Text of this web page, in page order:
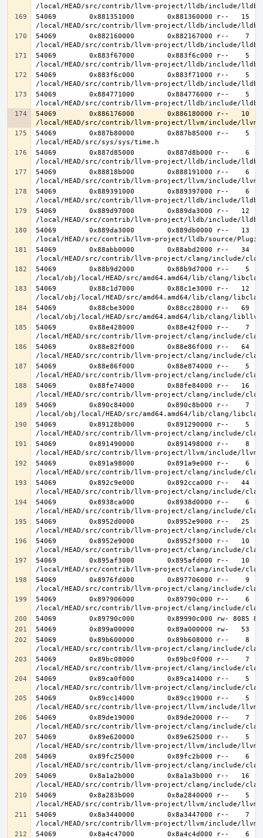
54069        0x881351000        0x881360000 r--   15
54069        0x882160000        0x882167000 r--    7
54069        0x883f67000        0x883f6c000 r--    5
54069        0x883f6c000        0x883f71000 r--    5
54069        0x884771000        0x884776000 r--    5
54069        0x886176000        0x886180000 r--   10
54069        0x887b80000        0x887b85000 r--    5
54069        0x887d85000        0x887d8b000 r--    6
54069        0x88818b000        0x888191000 r--    6
54069        0x889391000        0x889397000 r--    6
54069        0x889d97000        0x889da3000 r--   12
54069        0x889da3000        0x889db0000 r--   13
54069        0x88abb0000        0x88abd2000 r--   34
54069        0x88b9d2000        0x88b9d7000 r--    5
54069        0x88c1d7000        0x88c1e3000 r--   12
54069        0x88cbe3000        0x88cc28000 r--   69
54069        0x88e428000        0x88e42f000 r--    7
54069        0x88e82f000        0x88e86f000 r--   64
54069        0x88e86f000        0x88e874000 r--    5
54069        0x88fe74000        0x88fe84000 r--   16
54069        0x890c84000        0x890c8b000 r--    7
54069        0x89128b000        0x891290000 r--    5
54069        0x891490000        0x891498000 r--    8
54069        0x891a98000        0x891a9e000 r--    6
54069        0x892c9e000        0x892cca000 r--   44
54069        0x8938ca000        0x8938d0000 r--    6
54069        0x8952d0000        0x8952e9000 r--   25
54069        0x8952e9000        0x8952f3000 r--   10
54069        0x895af3000        0x895afd000 r--   10
54069        0x8976fd000        0x897706000 r--    9
54069        0x897906000        0x89790c000 r--    6
54069        0x89b600000        0x89b608000 r--    8
54069        0x89bc08000        0x89bc0f000 r--    7
54069        0x89ca0f000        0x89ca14000 r--    5
54069        0x89cc14000        0x89cc19000 r--    5
54069        0x89de19000        0x89de20000 r--    7
54069        0x89e620000        0x89e625000 r--    5
54069        0x89fc25000        0x89fc2b000 r--    6
54069        0x8a1a2b000        0x8a1a3b000 r--   16
54069        0x8a283b000        0x8a2840000 r--    5
54069        0x8a3440000        0x8a3447000 r--    7
54069        0x8a4c47000        0x8a4c4d000 r--    6